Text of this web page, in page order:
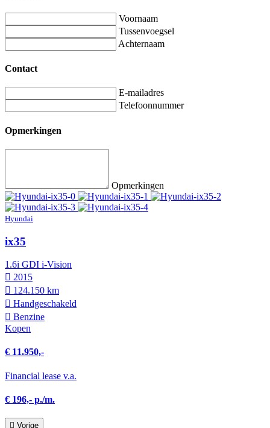
Voornaam
Tussenvoegsel
Achternaam
Contact
E-mailadres
Telefoonnummer
Opmerkingen
Opmerkingen
Hyundai
ix35
1.6i GDI i-Vision
2015
124.150 km
Hand­geschakeld
Benzine
Kopen
€ 11.950,-
Financial lease v.a.
€ 196,- p./m.
Vorige